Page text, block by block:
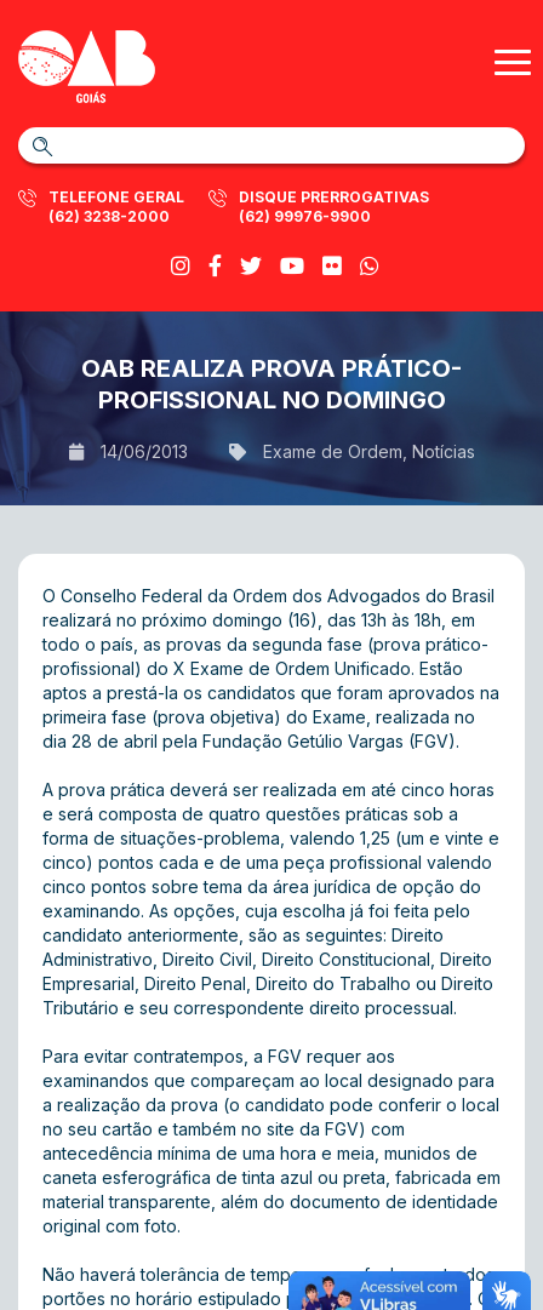
TELEFONE GERAL
(62) 3238-2000
DISQUE PRERROGATIVAS
(62) 99976-9900
OAB REALIZA PROVA PRÁTICO-
PROFISSIONAL NO DOMINGO
14/06/2013 Exame de Ordem Notícias
O Conselho Federal da Ordem dos Advogados do Brasil
realizará no próximo domingo (16), das 13h às 18h, em
todo o país, as provas da segunda fase (prova prático-
profissional) do X Exame de Ordem Unificado. Estão
aptos a prestá-la os candidatos que foram aprovados na
primeira fase (prova objetiva) do Exame, realizada no
dia 28 de abril pela Fundação Getúlio Vargas (FGV).
A prova prática deverá ser realizada em até cinco horas
e será composta de quatro questões práticas sob a
forma de situações-problema, valendo 1,25 (um e vinte e
cinco) pontos cada e de uma peça profissional valendo
cinco pontos sobre tema da área jurídica de opção do
examinando. As opções, cuja escolha já foi feita pelo
candidato anteriormente, são as seguintes: Direito
Administrativo, Direito Civil, Direito Constitucional, Direito
Empresarial, Direito Penal, Direito do Trabalho ou Direito
Tributário e seu correspondente direito processual.
Para evitar contratempos, a FGV requer aos
examinandos que compareçam ao local designado para
a realização da prova (o candidato pode conferir o local
no seu cartão e também no site da FGV) com
antecedência mínima de uma hora e meia, munidos de
caneta esferográfica de tinta azul ou preta, fabricada em
material transparente, além do documento de identidade
original com foto.
Não haverá tolerância de tempo para o fechamento dos
portões no horário estipulado para o início do Exame. O